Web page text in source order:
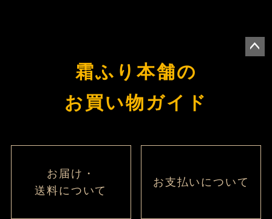
霜ふり本舗の
お買い物ガイド
お届け・
送料について
お支払いについて